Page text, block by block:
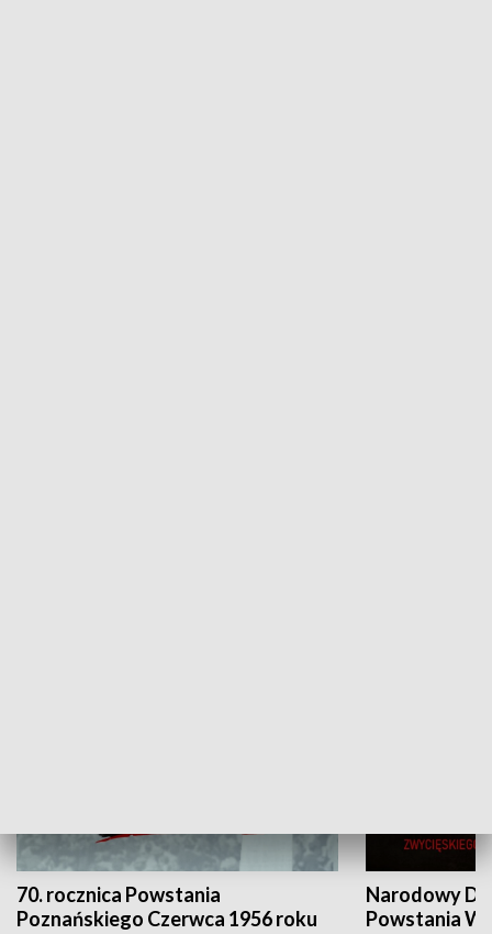
70. rocznica Powstania
Poznańskiego Czerwca 1956 roku
Narodowy
Powstania